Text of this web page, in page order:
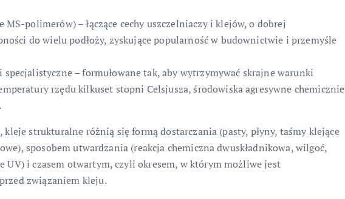
MS-polimerów) – łączące cechy uszczelniaczy i klejów, o dobrej
do wielu podłoży, zyskujące popularność w budownictwie i przemyśle
– formułowane tak, aby wytrzymywać skrajne warunki
rzędu kilkuset stopni Celsjusza, środowiska agresywne chemicznie
kleje strukturalne różnią się formą dostarczania (pasty, płyny, taśmy klejące
sposobem utwardzania (reakcja chemiczna dwuskładnikowa, wilgoć,
UV) i czasem otwartym, czyli okresem, w którym możliwe jest
związaniem kleju.